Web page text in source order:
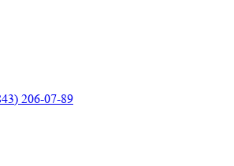
206-07-89